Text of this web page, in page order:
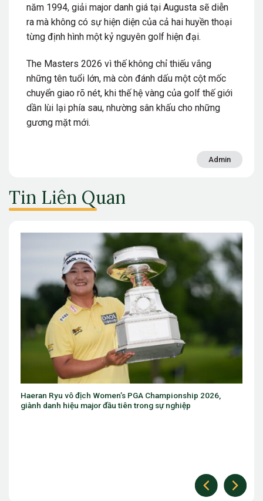
năm 1994, giải major danh giá tại Augusta sẽ diễn
ra mà không có sự hiện diện của cả hai huyền thoại
từng định hình một kỷ nguyên golf hiện đại.
The Masters 2026 vì thế không chỉ thiếu vắng
những tên tuổi lớn, mà còn đánh dấu một cột mốc
chuyển giao rõ nét, khi thế hệ vàng của golf thế giới
dần lùi lại phía sau, nhường sân khấu cho những
gương mặt mới.
Admin
Tin Liên Quan
Championship 2026,
trong sự nghiệp
Eugenio Chacarra thắng bùng nổ tại
The Open